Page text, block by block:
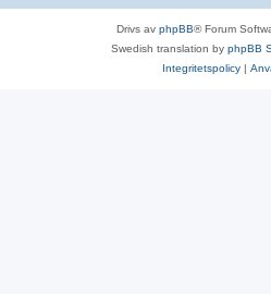
Drivs av phpBB® Forum
Swedish translation by phpBB
Integritetspolicy|